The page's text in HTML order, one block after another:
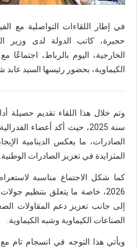
في إطار اللقاءات التواصلية مع
حجيرة، كاتب الدولة لدى وزير
الخارجية، اليوم بالرباط، اجتماعًا
الكيماوية، بحضور رئيسها السيد عابد
وتم خلال هذا اللقاء تقديم حصيلة
سنة 2025، حيث أكد أعضاء
الصادرات، ما يعكس الدينامية
المتزايدة في تعزيز الصادرات الوطنية.
كما شكل الاجتماع مناسبة
2026، خاصة ما يتعلق بتنظيم
إلى جانب تعزيز دعم المقاولات
الصناعات الكيماوية وشبه الكيماوية.
ويأتي هذا التوجه في انسجام تام